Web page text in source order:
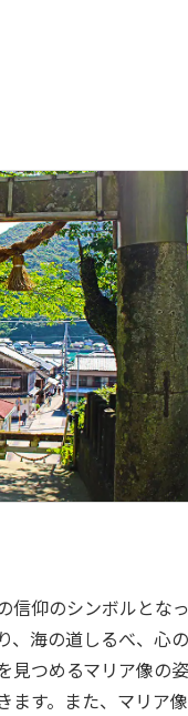
信仰のシンボルとな
、海の道しるべ、心
つめるマリア像の姿
ます。また、マリア